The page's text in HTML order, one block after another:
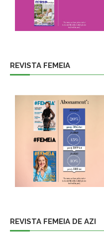
REVISTA FEMEIA
REVISTA FEMEIA DE AZI